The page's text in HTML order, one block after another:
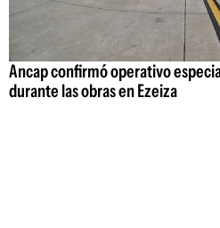
Ancap confirmó operativo
durante las obras en Ezeiza